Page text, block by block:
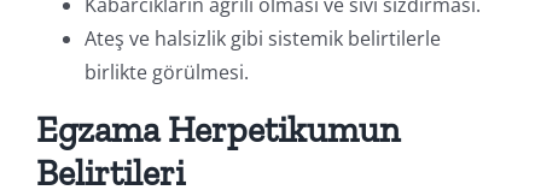
Ateş ve halsizlik gibi sistemik belirtilerle
birlikte görülmesi.
Egzama Herpetikumun
Belirtileri